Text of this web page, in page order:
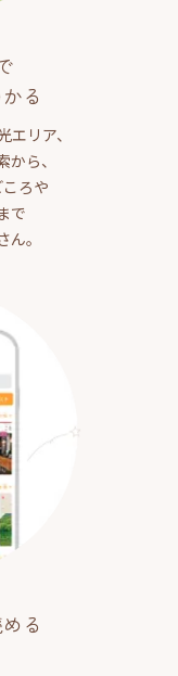
る
リア、
ら、
ろや
で
。
る